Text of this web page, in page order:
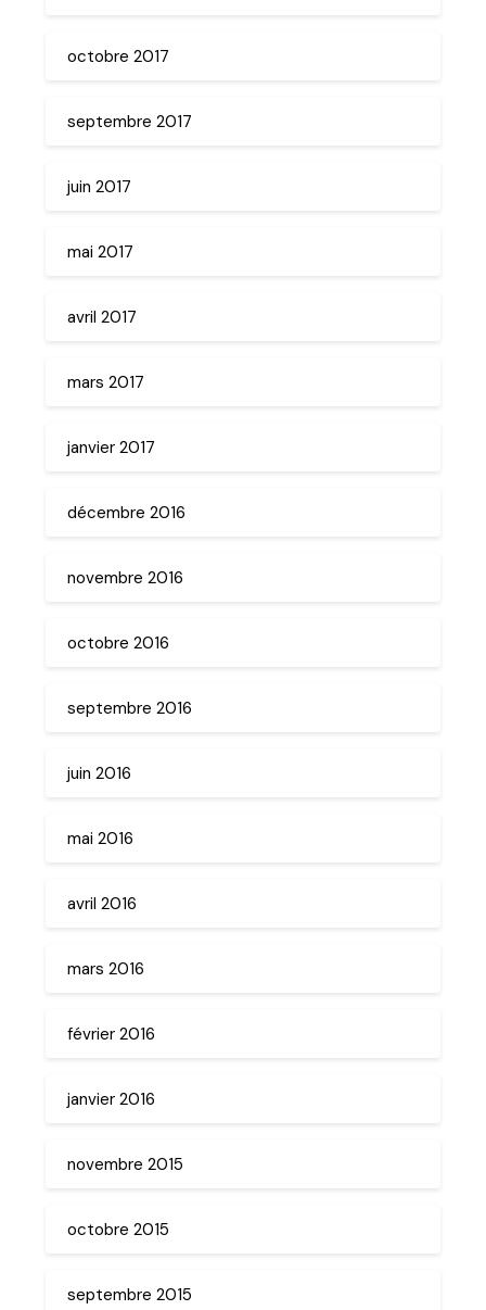
octobre 2017
septembre 2017
juin 2017
mai 2017
avril 2017
mars 2017
janvier 2017
décembre 2016
novembre 2016
octobre 2016
septembre 2016
juin 2016
mai 2016
avril 2016
mars 2016
février 2016
janvier 2016
novembre 2015
octobre 2015
septembre 2015